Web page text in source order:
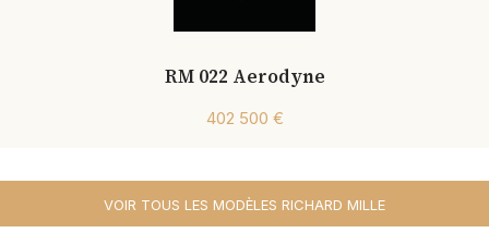
RM 022 Aerodyne
402 500 €
VOIR TOUS LES MODÈLES RICHARD MILLE